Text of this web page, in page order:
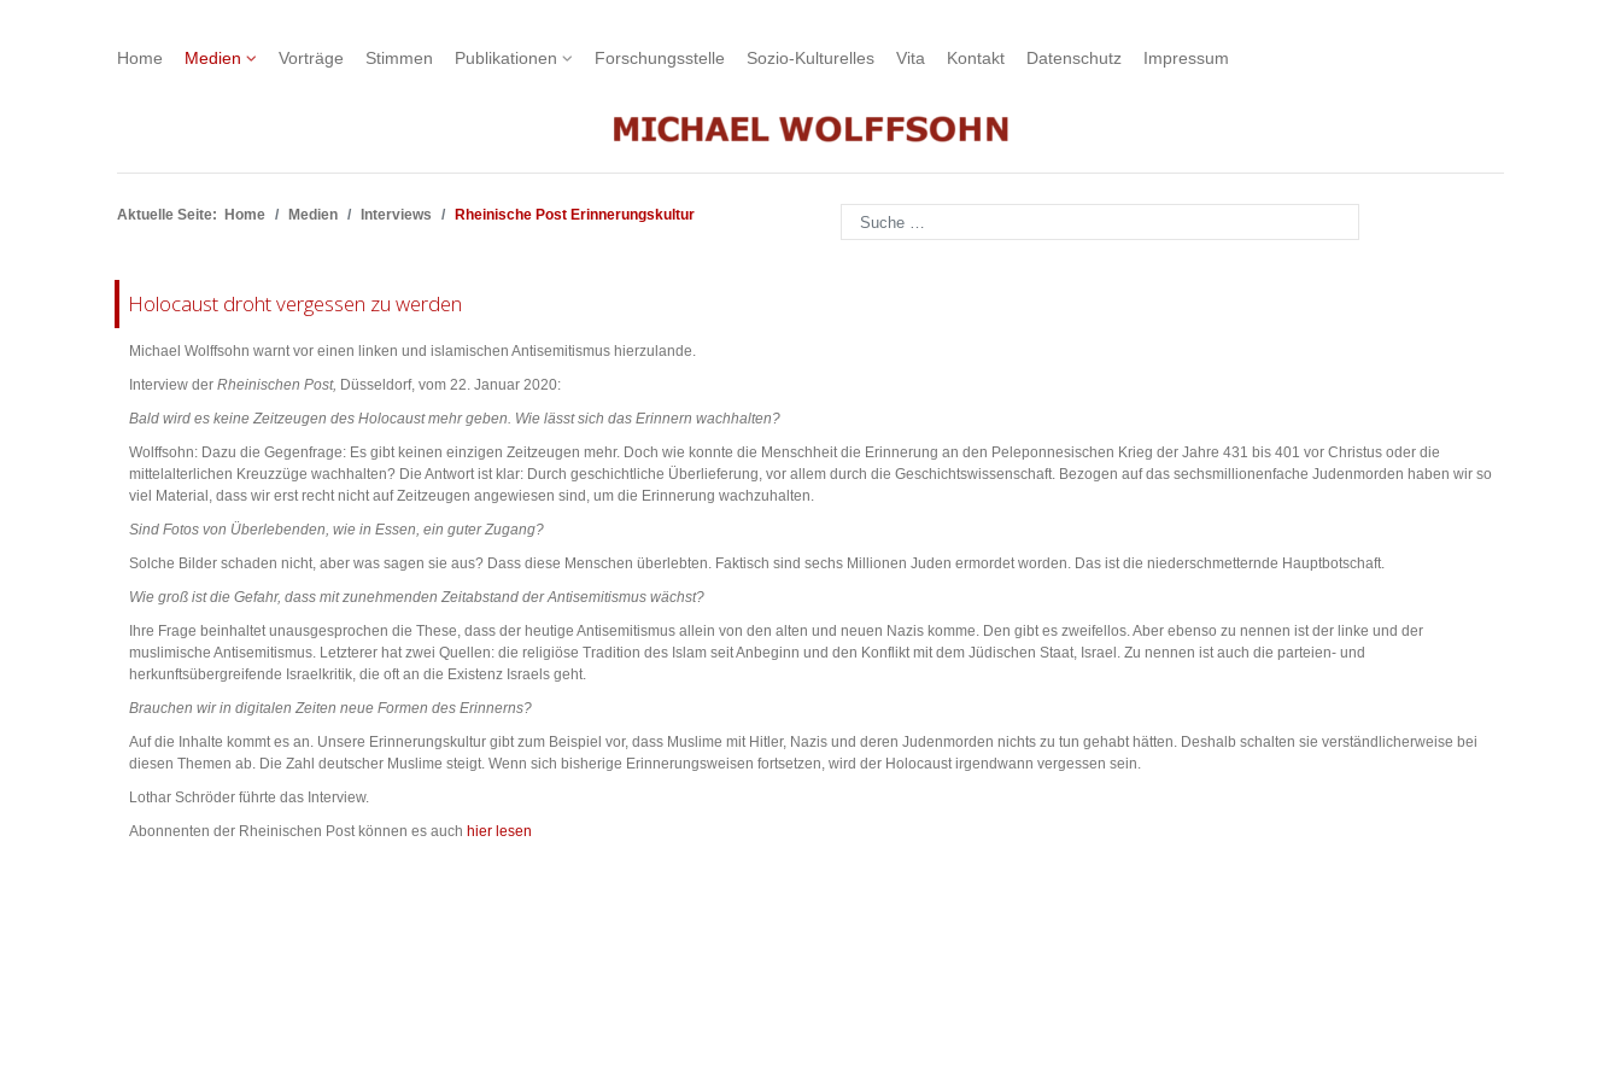
Home Medien Vorträge Stimmen Publikationen Forschungsstelle Sozio-Kulturelles Vita Kontakt Datenschutz Impressum
Aktuelle Seite: Home Medien Interviews Rheinische Post Erinnerungskultur Suchen
Holocaust droht vergessen zu werden
Michael Wolffsohn warnt vor einen linken und islamischen Antisemitismus hierzulande.
Interview der Rheinischen Post, Düsseldorf, vom 22. Januar 2020:
Bald wird es keine Zeitzeugen des Holocaust mehr geben. Wie lässt sich das Erinnern wachhalten?
Wolffsohn: Dazu die Gegenfrage: Es gibt keinen einzigen Zeitzeugen mehr. Doch wie konnte die Menschheit die Erinnerung an den Peleponnesischen Krieg der Jahre 431 bis 401 vor Christus oder die
mittelalterlichen Kreuzzüge wachhalten? Die Antwort ist klar: Durch geschichtliche Überlieferung, vor allem durch die Geschichtswissenschaft. Bezogen auf das sechsmillionenfache Judenmorden haben wir so
viel Material, dass wir erst recht nicht auf Zeitzeugen angewiesen sind, um die Erinnerung wachzuhalten.
Sind Fotos von Überlebenden, wie in Essen, ein guter Zugang?
Solche Bilder schaden nicht, aber was sagen sie aus? Dass diese Menschen überlebten. Faktisch sind sechs Millionen Juden ermordet worden. Das ist die niederschmetternde Hauptbotschaft.
Wie groß ist die Gefahr, dass mit zunehmenden Zeitabstand der Antisemitismus wächst?
Ihre Frage beinhaltet unausgesprochen die These, dass der heutige Antisemitismus allein von den alten und neuen Nazis komme. Den gibt es zweifellos. Aber ebenso zu nennen ist der linke und der
muslimische Antisemitismus. Letzterer hat zwei Quellen: die religiöse Tradition des Islam seit Anbeginn und den Konflikt mit dem Jüdischen Staat, Israel. Zu nennen ist auch die parteien- und
herkunftsübergreifende Israelkritik, die oft an die Existenz Israels geht.
Brauchen wir in digitalen Zeiten neue Formen des Erinnerns?
Auf die Inhalte kommt es an. Unsere Erinnerungskultur gibt zum Beispiel vor, dass Muslime mit Hitler, Nazis und deren Judenmorden nichts zu tun gehabt hätten. Deshalb schalten sie verständlicherweise bei
diesen Themen ab. Die Zahl deutscher Muslime steigt. Wenn sich bisherige Erinnerungsweisen fortsetzen, wird der Holocaust irgendwann vergessen sein.
Lothar Schröder führte das Interview.
Abonnenten der Rheinischen Post können es auch hier lesen